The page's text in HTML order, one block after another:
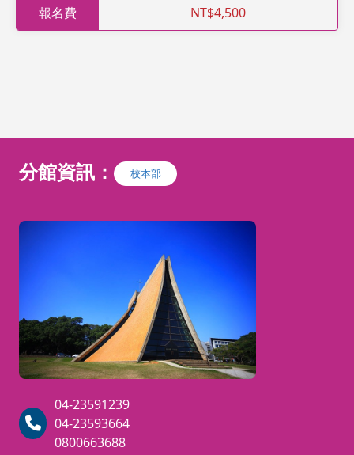
報名費 NT$4,500
分館資訊： 校本部
04-23591239
04-23593664
0800663688